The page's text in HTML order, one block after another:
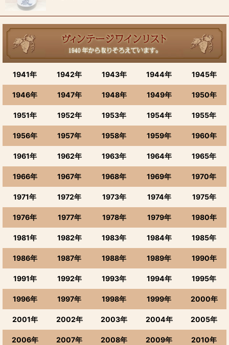
1941年 1942年 1943年 1944年 1945年
1946年 1947年 1948年 1949年 1950年
1951年 1952年 1953年 1954年 1955年
1956年 1957年 1958年 1959年 1960年
1961年 1962年 1963年 1964年 1965年
1966年 1967年 1968年 1969年 1970年
1971年 1972年 1973年 1974年 1975年
1976年 1977年 1978年 1979年 1980年
1981年 1982年 1983年 1984年 1985年
1986年 1987年 1988年 1989年 1990年
1991年 1992年 1993年 1994年 1995年
1996年 1997年 1998年 1999年 2000年
2001年 2002年 2003年 2004年 2005年
2006年 2007年 2008年 2009年 2010年